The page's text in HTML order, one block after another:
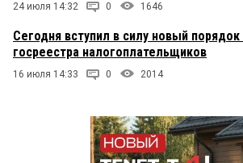
24 июля 14:32 0 1646
Сегодня вступил в силу новый
госреестра налогоплательщиков
16 июля 14:33 0 2014